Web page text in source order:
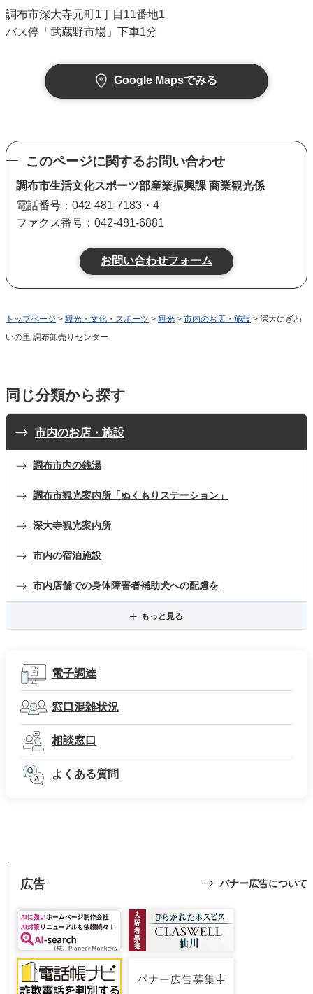
調布市深大寺元町1丁目11番地1
バス停「武蔵野市場」下車1分
Google Mapsでみる
このページに関するお問い合わせ
調布市生活文化スポーツ部産業振興課 商業観光係
電話番号：042-481-7183・4
ファクス番号：042-481-6881
トップページ > 観光・文化・スポーツ > 観光 > 市内のお店・施設 > 深大にぎわ
いの里 調布卸売りセンター
同じ分類から探す
市内のお店・施設
調布市内の銭湯
調布市観光案内所「ぬくもりステーション」
深大寺観光案内所
市内の宿泊施設
市内店舗での身体障害者補助犬への配慮を
もっと見る
電子調達
窓口混雑状況
相談窓口
よくある質問
広告 バナー広告について